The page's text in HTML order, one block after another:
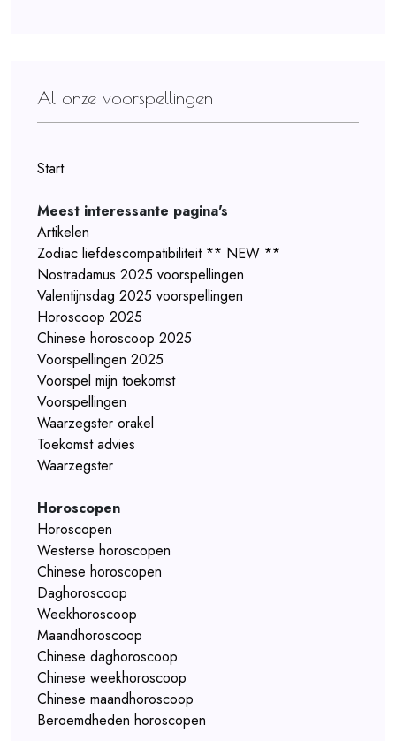
Al onze voorspellingen
Start
Meest interessante pagina's
Artikelen
Zodiac liefdescompatibiliteit ** NEW **
Nostradamus 2025 voorspellingen
Valentijnsdag 2025 voorspellingen
Horoscoop 2025
Chinese horoscoop 2025
Voorspellingen 2025
Voorspel mijn toekomst
Voorspellingen
Waarzegster orakel
Toekomst advies
Waarzegster
Horoscopen
Horoscopen
Westerse horoscopen
Chinese horoscopen
Daghoroscoop
Weekhoroscoop
Maandhoroscoop
Chinese daghoroscoop
Chinese weekhoroscoop
Chinese maandhoroscoop
Beroemdheden horoscopen